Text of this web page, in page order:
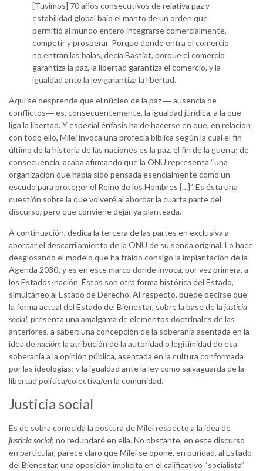
[Tuvimos] 70 años consecutivos de relativa paz y
estabilidad global bajo el manto de un orden que
permitió al mundo entero integrarse comercialmente,
competir y prosperar. Porque donde entra el comercio
no entran las balas, decía Bastiat, porque el comercio
garantiza la paz, la libertad garantiza el comercio, y la
igualdad ante la ley garantiza la libertad.
Aquí se desprende que el núcleo de la paz ― ausencia de
conflictos― es, consecuentemente, la igualdad jurídica, a la que
liga la libertad. Y especial énfasis ha de hacerse en que, en relación
con todo ello, Milei invoca una profecía bíblica según la cual el fin
último de la historia de las naciones es la paz, el fin de la guerra; de
consecuencia, acaba afirmando que la ONU representa “una
organización que había sido pensada esencialmente como un
escudo para proteger el Reino de los Hombres […]”. Es ésta una
cuestión sobre la que volveré al abordar la cuarta parte del
discurso, pero que conviene dejar ya planteada.
A continuación, dedica la tercera de las partes en exclusiva a
abordar el descarrilamiento de la ONU de su senda original. Lo hace
desglosando el modelo que ha traído consigo la implantación de la
Agenda 2030; y es en este marco donde invoca, por vez primera, a
los Estados-nación. Éstos son otra forma histórica del Estado,
simultáneo al Estado de Derecho. Al respecto, puede decirse que
la forma actual del Estado del Bienestar, sobre la base de la justicia
social, presenta una amalgama de elementos doctrinales de las
anteriores, a saber: una concepción de la soberanía asentada en la
idea denación; la atribución de la autoridad o legitimidad de esa
soberanía a la opinión pública, asentada en la cultura conformada
por las ideologías; y la igualdad ante la ley como salvaguarda de la
libertad política/colectiva/en la comunidad.
Justicia social
Es de sobra conocida la postura de Milei respecto a la idea de
justicia social; no redundaré en ella. No obstante, en este discurso
en particular, parece claro que Milei se opone, en puridad, al Estado
del Bienestar, una oposición implícita en el calificativo “socialista”